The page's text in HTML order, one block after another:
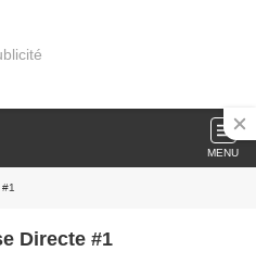
MENU
Directe #1